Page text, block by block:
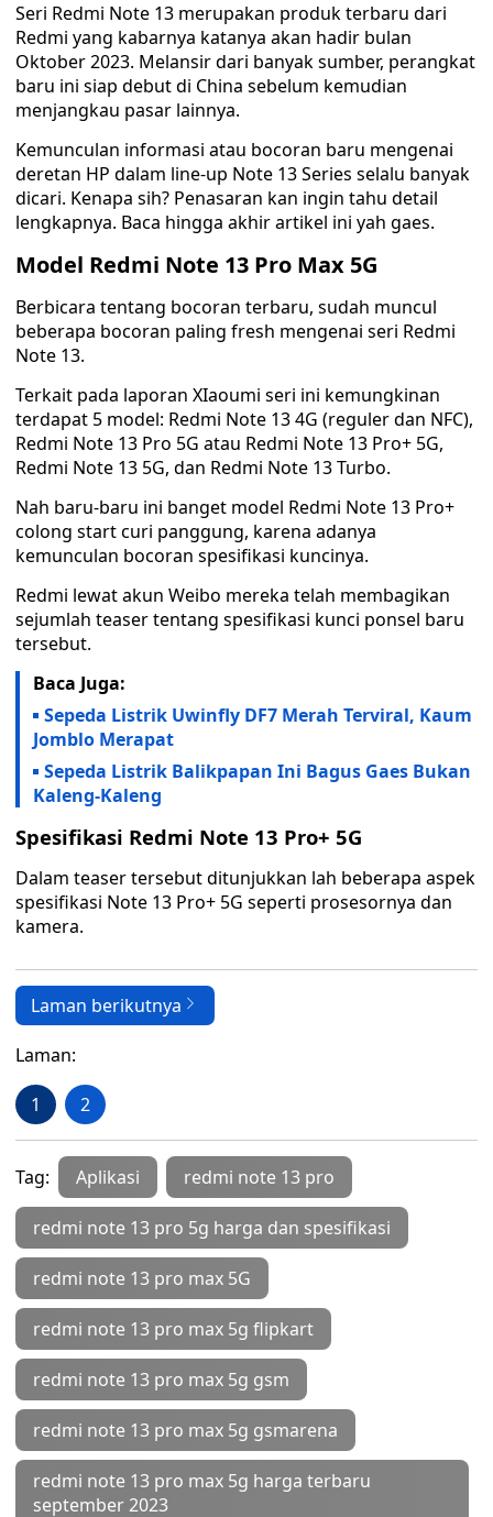
Seri Redmi Note 13 merupakan produk terbaru dari
Redmi yang kabarnya katanya akan hadir bulan
Oktober 2023. Melansir dari banyak sumber, perangkat
baru ini siap debut di China sebelum kemudian
menjangkau pasar lainnya.
Kemunculan informasi atau bocoran baru mengenai
deretan HP dalam line-up Note 13 Series selalu banyak
dicari. Kenapa sih? Penasaran kan ingin tahu detail
lengkapnya. Baca hingga akhir artikel ini yah gaes.
Model Redmi Note 13 Pro Max 5G
Berbicara tentang bocoran terbaru, sudah muncul
beberapa bocoran paling fresh mengenai seri Redmi
Note 13.
Terkait pada laporan XIaoumi seri ini kemungkinan
terdapat 5 model: Redmi Note 13 4G (reguler dan NFC),
Redmi Note 13 Pro 5G atau Redmi Note 13 Pro+ 5G,
Redmi Note 13 5G, dan Redmi Note 13 Turbo.
Nah baru-baru ini banget model Redmi Note 13 Pro+
colong start curi panggung, karena adanya
kemunculan bocoran spesifikasi kuncinya.
Redmi lewat akun Weibo mereka telah membagikan
sejumlah teaser tentang spesifikasi kunci ponsel baru
tersebut.
Baca Juga:
Sepeda Listrik Uwinfly DF7 Merah Terviral, Kaum
Jomblo Merapat
Sepeda Listrik Balikpapan Ini Bagus Gaes Bukan
Kaleng-Kaleng
Spesifikasi Redmi Note 13 Pro+ 5G
Dalam teaser tersebut ditunjukkan lah beberapa aspek
spesifikasi Note 13 Pro+ 5G seperti prosesornya dan
kamera.
Laman berikutnya
Laman:
1 2
Tag: Aplikasi redmi note 13 pro
redmi note 13 pro 5g harga dan spesifikasi
redmi note 13 pro max 5G
redmi note 13 pro max 5g flipkart
redmi note 13 pro max 5g gsm
redmi note 13 pro max 5g gsmarena
redmi note 13 pro max 5g harga terbaru
september 2023